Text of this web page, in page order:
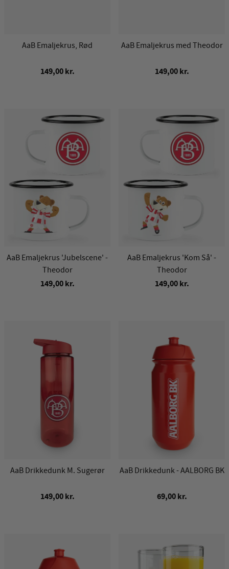
AaB Emaljekrus, Rød
149,00 kr.
AaB Emaljekrus med Theodor
149,00 kr.
AaB Emaljekrus 'Jubelscene' -
Theodor
149,00 kr.
AaB Emaljekrus 'Kom Så' -
Theodor
149,00 kr.
AaB Drikkedunk M. Sugerør
149,00 kr.
AaB Drikkedunk - AALBORG BK
69,00 kr.